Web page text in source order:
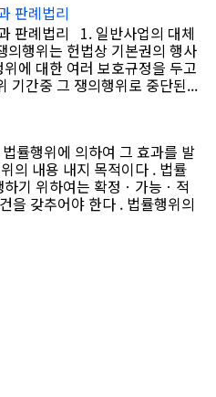
판례법리
판례법리 1. 일반사업의 대체
의행위는 헌법상 기본권의 행사
에 대한 여러 보호규정을 두고
기간중 그 쟁의행위로 중단된...
률행위에 의하여 그 효과를 발
의 내용 내지 목적이다 . 법률
기 위하여는 확정ㆍ가능ㆍ적
을 갖추어야 한다 . 법률행위의